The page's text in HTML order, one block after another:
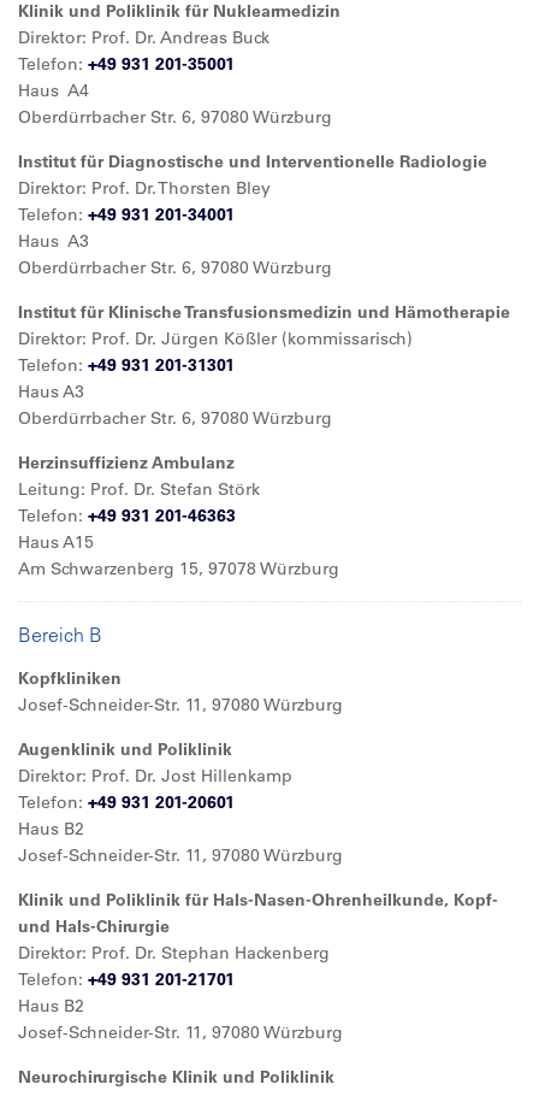
Klinik und Poliklinik für Nuklearmedizin
Direktor: Prof. Dr. Andreas Buck
Telefon: +49 931 201-35001
Haus A4
Oberdürrbacher Str. 6, 97080 Würzburg
Institut für Diagnostische und Interventionelle Radiologie
Direktor: Prof. Dr. Thorsten Bley
Telefon: +49 931 201-34001
Haus A3
Oberdürrbacher Str. 6, 97080 Würzburg
Institut für Klinische Transfusionsmedizin und Hämotherapie
Direktor: Prof. Dr. Jürgen Kößler (kommissarisch)
Telefon: +49 931 201-31301
Haus A3
Oberdürrbacher Str. 6, 97080 Würzburg
Herzinsuffizienz Ambulanz
Leitung: Prof. Dr. Stefan Störk
Telefon: +49 931 201-46363
Haus A15
Am Schwarzenberg 15, 97078 Würzburg
Bereich B
Kopfkliniken
Josef-Schneider-Str. 11, 97080 Würzburg
Augenklinik und Poliklinik
Direktor: Prof. Dr. Jost Hillenkamp
Telefon: +49 931 201-20601
Haus B2
Josef-Schneider-Str. 11, 97080 Würzburg
Klinik und Poliklinik für Hals-Nasen-Ohrenheilkunde, Kopf-
und Hals-Chirurgie
Direktor: Prof. Dr. Stephan Hackenberg
Telefon: +49 931 201-21701
Haus B2
Josef-Schneider-Str. 11, 97080 Würzburg
Neurochirurgische Klinik und Poliklinik